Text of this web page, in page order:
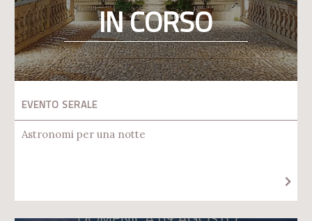
IN CORSO
EVENTO SERALE
Astronomi per una notte